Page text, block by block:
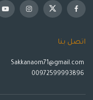
اتصل بنا
Sakkanaom71@gmail.com